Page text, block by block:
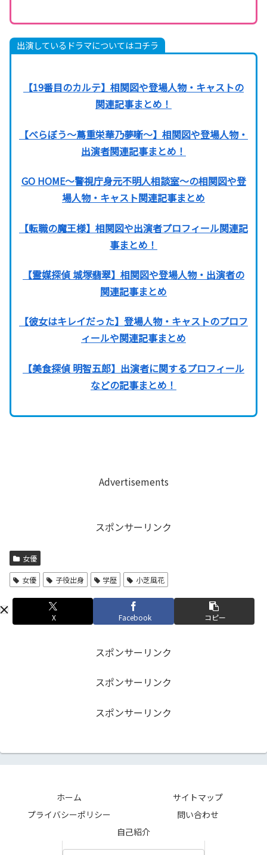
出演しているドラマについてはコチラ
【19番目のカルテ】相関図や登場人物・キャストの
関連記事まとめ！
【べらぼう〜蔦重栄華乃夢噺〜】相関図や登場人物・
出演者関連記事まとめ！
GO HOME～警視庁身元不明人相談室～の相関図や登
場人物・キャスト関連記事まとめ
【転職の魔王様】相関図や出演者プロフィール関連記
事まとめ！
【霊媒探偵 城塚翡翠】相関図や登場人物・出演者の
関連記事まとめ
【彼女はキレイだった】登場人物・キャストのプロフ
ィールや関連記事まとめ
【美食探偵 明智五郎】出演者に関するプロフィール
などの記事まとめ！
Advertisements
スポンサーリンク
女優
女優 子役出身 学歴 小芝風花
X Facebook コピー
スポンサーリンク
スポンサーリンク
スポンサーリンク
ホーム
サイトマップ
プライバシーポリシー
問い合わせ
自己紹介